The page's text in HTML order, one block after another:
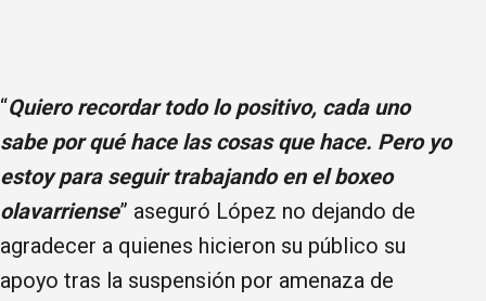
“Quiero recordar todo lo positivo, cada uno
sabe por qué hace las cosas que hace. Pero yo
estoy para seguir trabajando en el boxeo
olavarriense” aseguró López no dejando de
agradecer a quienes hicieron su público su
apoyo tras la suspensión por amenaza de